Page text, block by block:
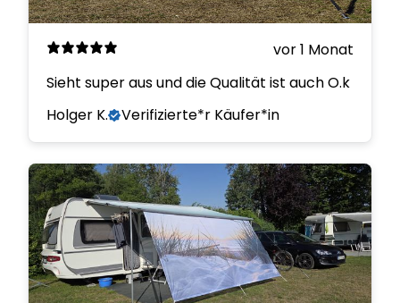
vor 1 Monat
Sieht super aus und die Qualität ist auch O.k
Holger K.
Verifizierte*r Käufer*in